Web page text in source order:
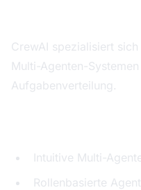
CrewAI spezialisiert
Multi-Agenten-
Aufgabenverteilung.
Intuitive Multi-
Rollenbasierte